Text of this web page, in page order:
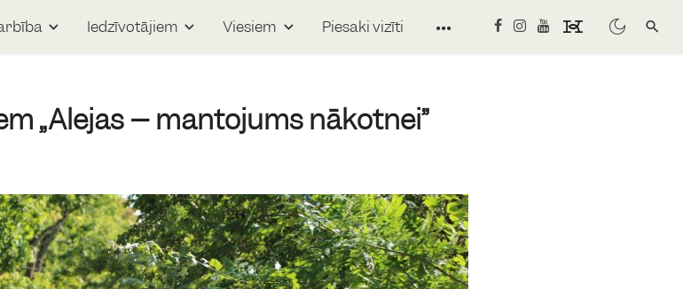
Iedzīvotājiem Viesiem Piesaki vizīti
„Alejas – mantojums nākotnei”